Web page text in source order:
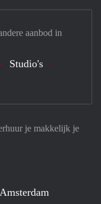
je makkelijk je
aanbod in
Studio's